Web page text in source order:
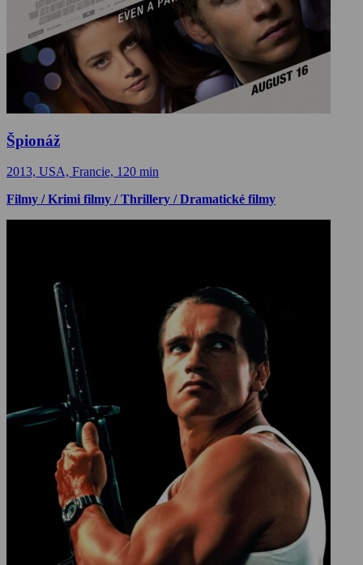
Špionáž
2013, USA, Francie, 120 min
Filmy / Krimi filmy / Thrillery / Dramatické filmy